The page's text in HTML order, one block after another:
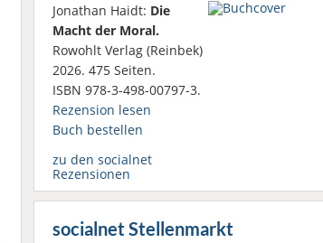
Jonathan Haidt: Die
Macht der Moral.
Rowohlt Verlag (Reinbek)
2026. 475 Seiten.
ISBN 978-3-498-00797-3.
Rezension lesen
Buch bestellen
zu den socialnet
Rezensionen
socialnet Stellenmarkt